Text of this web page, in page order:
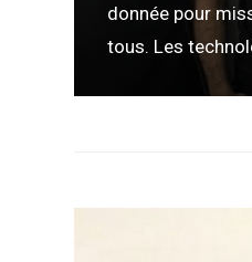
donnée pour
tous. Les